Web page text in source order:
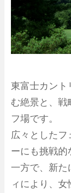
東富士カント
む絶景と、戦
フ場です。
広々としたフ
ーにも挑戦的
一方で、新た
ィにより、